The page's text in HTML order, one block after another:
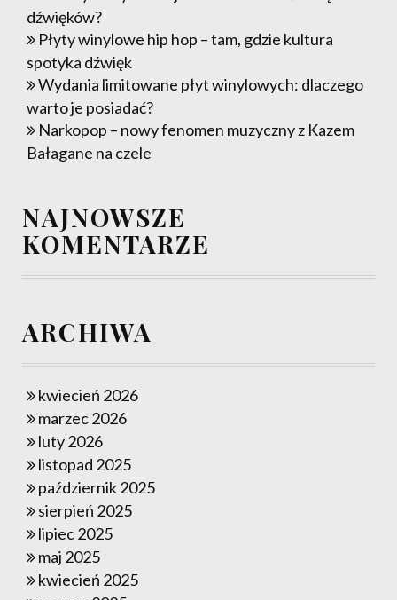
dźwięków?
Płyty winylowe hip hop – tam, gdzie kultura
spotyka dźwięk
Wydania limitowane płyt winylowych: dlaczego
warto je posiadać?
Narkopop – nowy fenomen muzyczny z Kazem
Bałagane na czele
NAJNOWSZE
KOMENTARZE
ARCHIWA
kwiecień 2026
marzec 2026
luty 2026
listopad 2025
październik 2025
sierpień 2025
lipiec 2025
maj 2025
kwiecień 2025